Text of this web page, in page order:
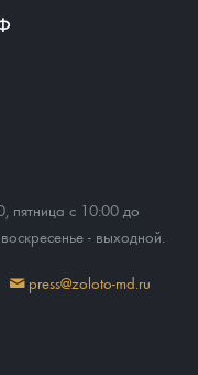
пятница с 10:00 до
- выходной.
press@zoloto-md.ru